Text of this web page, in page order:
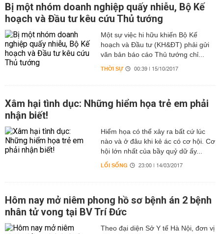
Bị một nhóm doanh nghiệp quấy nhiễu, Bộ Kế
hoạch và Đầu tư kêu cứu Thủ tướng
Một sự việc hi hữu khiến Bộ Kế
hoạch và Đầu tư (KH&ĐT) phải gửi
văn bản báo cáo Thủ tướng chỉ...
THỜI SỰ 00:39 | 15/10/2017
Xâm hại tình dục: Những hiểm họa trẻ em phải
nhận biết!
Hiểm họa có thể xảy ra bất cứ lúc
nào và ở đâu khi kẻ ác có cơ hội. Cơ
hội lớn nhất của bầy quỷ dữ ấy...
LỐI SỐNG 23:00 | 14/03/2017
Hôm nay mở niêm phong hồ sơ bệnh án 2 bệnh
nhân tử vong tại BV Trí Đức
Theo đại diện Sở Y tế Hà Nội, đơn vị